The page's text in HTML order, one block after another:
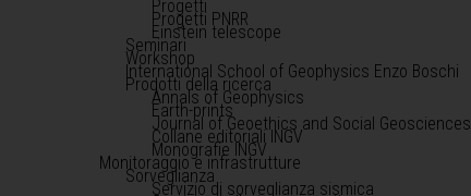
Progetti
Progetti PNRR
Einstein telescope
Seminari
Workshop
International School of Geophysics Enzo Boschi
Prodotti della ricerca
Annals of Geophysics
Earth-prints
Journal of Geoethics and Social Geosciences
Collane editoriali INGV
Monografie INGV
Monitoraggio e infrastrutture
Sorveglianza
Servizio di sorveglianza sismica